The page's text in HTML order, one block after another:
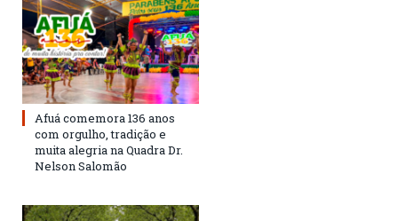
Afuá comemora 136 anos
com orgulho, tradição e
muita alegria na Quadra Dr.
Nelson Salomão